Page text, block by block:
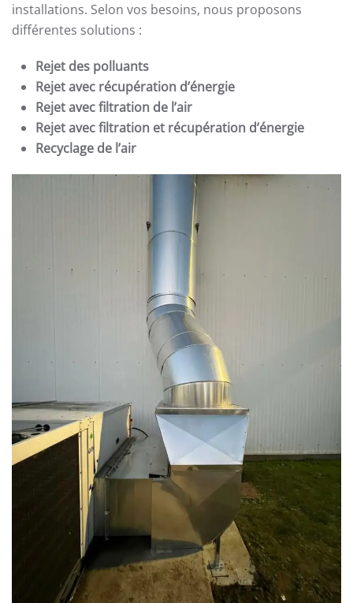
installations. Selon vos besoins, nous proposons
différentes solutions :
Rejet des polluants
Rejet avec récupération d’énergie
Rejet avec filtration de l’air
Rejet avec filtration et récupération d’énergie
Recyclage de l’air